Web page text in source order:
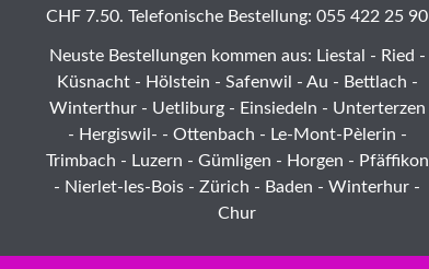
CHF 7.50. Telefonische Bestellung: 055 422 25 90
Neuste Bestellungen kommen aus: Liestal - Ried -
Küsnacht - Hölstein - Safenwil - Au - Bettlach -
Winterthur- Uetliburg- Einsiedeln - Unterterzen
- Hergiswil- - Ottenbach - Le-Mont-Pèlerin -
Trimbach - Luzern - Gümligen - Horgen - Pfäffikon
- Nierlet-les-Bois - Zürich - Baden - Winterhur -
Chur